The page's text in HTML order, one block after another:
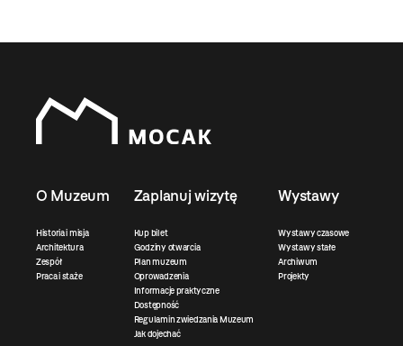
O Muzeum
Historia i misja
Architektura
Zespół
Praca i staże
Zaplanuj wizytę
Kup bilet
Godziny otwarcia
Plan muzeum
Oprowadzenia
Informacje praktyczne
Dostępność
Regulamin zwiedzania Muzeum
Jak dojechać
Wystawy
Wystawy czasowe
Wystawy stałe
Archiwum
Projekty